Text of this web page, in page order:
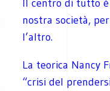
Il centro di tutto è
nostra società,
l’altro.
La teorica Nancy
“crisi del